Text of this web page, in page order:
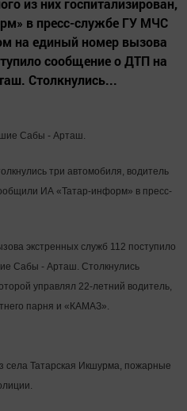
из них госпитализирован,
в пресс-службе ГУ МЧС
на единый номер вызова
сообщение о ДТП на
Столкнулись...
Сабы - Арташ.
три автомобиля, водитель
ИА «Татар-информ» в пресс-
экстренных служб 112 поступило
Сабы - Арташ. Столкнулись
управлял 22-летний водитель,
парня и «КАМАЗ».
села Татарская Икшурма, пожарные